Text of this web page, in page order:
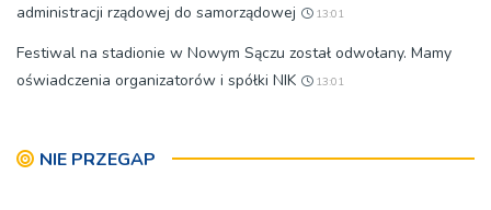
administracji rządowej do samorządowej
13:01
Festiwal na stadionie w Nowym Sączu został odwołany. Mamy
oświadczenia organizatorów i spółki NIK
13:01
NIE PRZEGAP